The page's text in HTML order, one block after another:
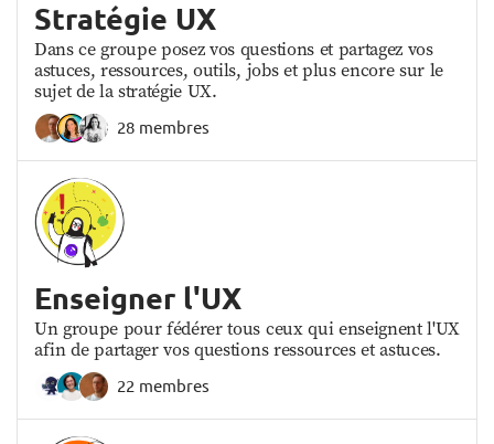
Stratégie UX
Dans ce groupe posez vos questions et partagez vos
astuces, ressources, outils, jobs et plus encore sur le
sujet de la stratégie UX.
28 membres
Enseigner l'UX
Un groupe pour fédérer tous ceux qui enseignent l'UX
afin de partager vos questions ressources et astuces.
22 membres